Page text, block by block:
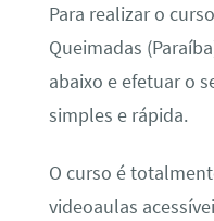
Para realizar o
Queimadas
abaixo e efetuar o
simples e rápida.
O curso é
videoaulas